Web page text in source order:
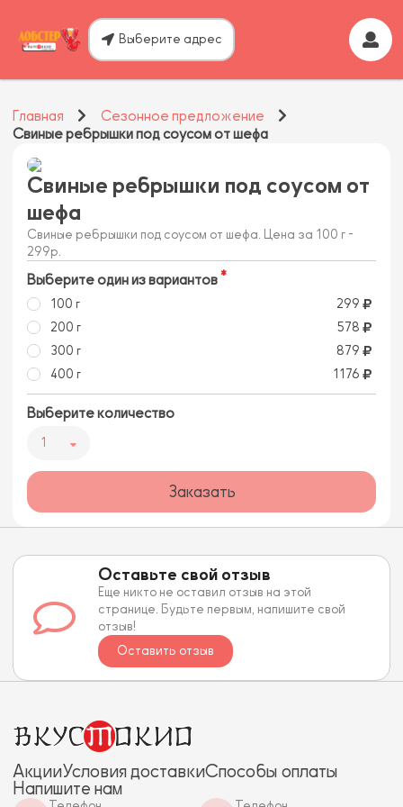
Выберите адрес
Главная
Сезонное предложение
Свиные ребрышки под соусом от шефа
Свиные ребрышки под соусом от
шефа
Свиные ребрышки под соусом от шефа. Цена за 100 г -
299р.
Выберите один из вариантов
100 г
299
200 г
578
300 г
879
400 г
1176
Выберите количество
1
Заказать
Оставьте свой отзыв
Еще никто не оставил отзыв на этой
странице. Будьте первым, напишите свой
отзыв!
Оставить отзыв
АкцииУсловия доставкиСпособы оплаты
Напишите нам